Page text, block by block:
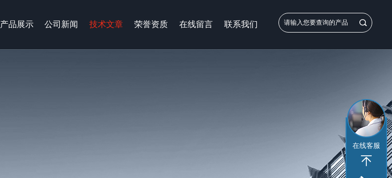
产品展示 公司新闻 技术文章 荣誉资质 在线留言 联系我们
在线客服